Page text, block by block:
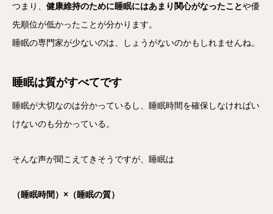
つまり、 健康維持のために睡眠にはあまり関心がなったことや優
先順位が低かったことが分かります。
睡眠の専門家が少ないのは、しょうがないのかもしれませんね。
睡眠は質がすべてです
睡眠が大切なのは分かっているし、睡眠時間を確保しなければい
けないのも分かっている。
そんな声が聞こえてきそうですが、睡眠は
（睡眠時間）×（睡眠の質）